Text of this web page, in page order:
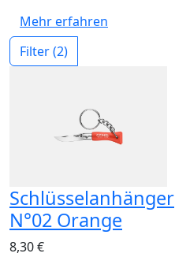
Mehr erfahren
Filter(2)
Schlüsselanhänger
N°02 Orange
8,30 €